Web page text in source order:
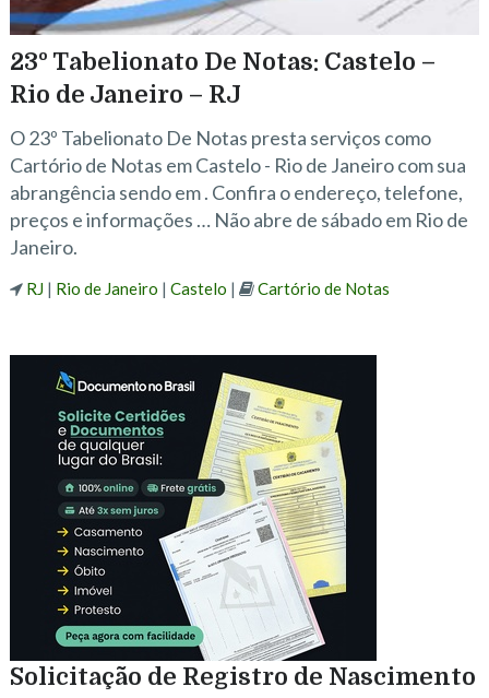
23º Tabelionato De Notas: Castelo –
Rio de Janeiro – RJ
O 23º Tabelionato De Notas presta serviços como
Cartório de Notas em Castelo - Rio de Janeiro com sua
abrangência sendo em . Confira o endereço, telefone,
preços e informações … Não abre de sábado em Rio de
Janeiro.
RJ| Rio de Janeiro | Castelo | Cartório de Notas
Solicitação de Registro de Nascimento